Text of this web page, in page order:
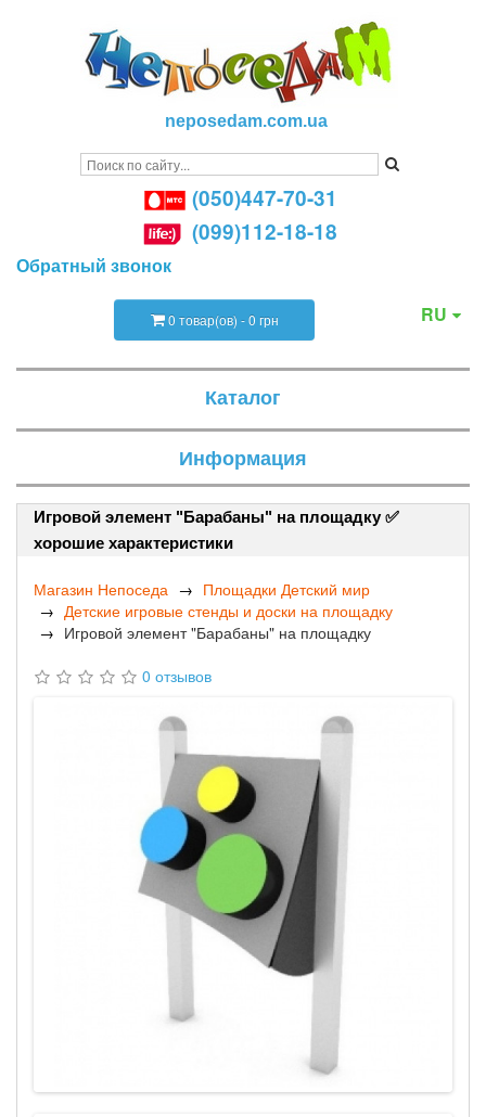
neposedam.com.ua
(050)447-70-31
(099)112-18-18
Обратный звонок
RU
0 товар(ов) - 0 грн
Каталог
Информация
Игровой элемент "Барабаны" на площадку ✅
хорошие характеристики
Магазин Непоседа
Площадки Детский мир
Детские игровые стенды и доски на площадку
Игровой элемент "Барабаны" на площадку
0 отзывов